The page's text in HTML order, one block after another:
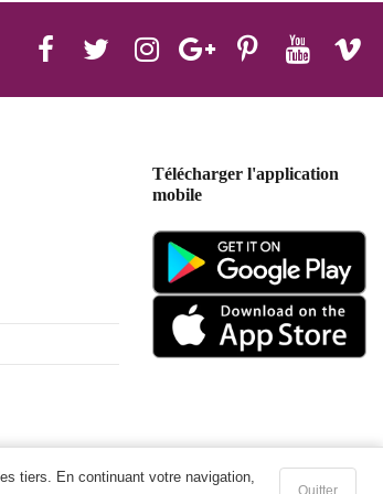
tiers. En continuant votre navigation,
Quitter
Télécharger l'application
mobile